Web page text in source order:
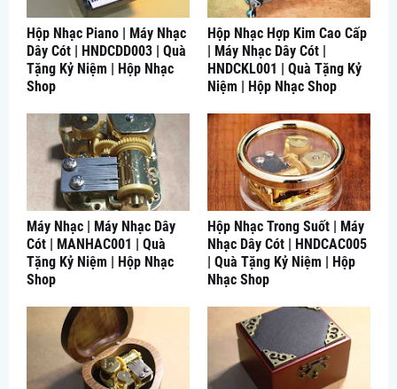
Hộp Nhạc Piano | Máy Nhạc
Dây Cót | HNDCDD003 | Quà
Tặng Kỷ Niệm | Hộp Nhạc
Shop
Hộp Nhạc Hợp Kim Cao Cấp
| Máy Nhạc Dây Cót |
HNDCKL001 | Quà Tặng Kỷ
Niệm | Hộp Nhạc Shop
Máy Nhạc | Máy Nhạc Dây
Cót | MANHAC001 | Quà
Tặng Kỷ Niệm | Hộp Nhạc
Shop
Hộp Nhạc Trong Suốt | Máy
Nhạc Dây Cót | HNDCAC005
| Quà Tặng Kỷ Niệm | Hộp
Nhạc Shop